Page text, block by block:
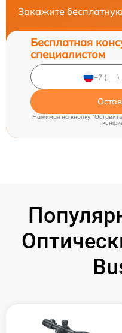
Закажите
Бесплатная
специалистом
Нажимая на кнопку